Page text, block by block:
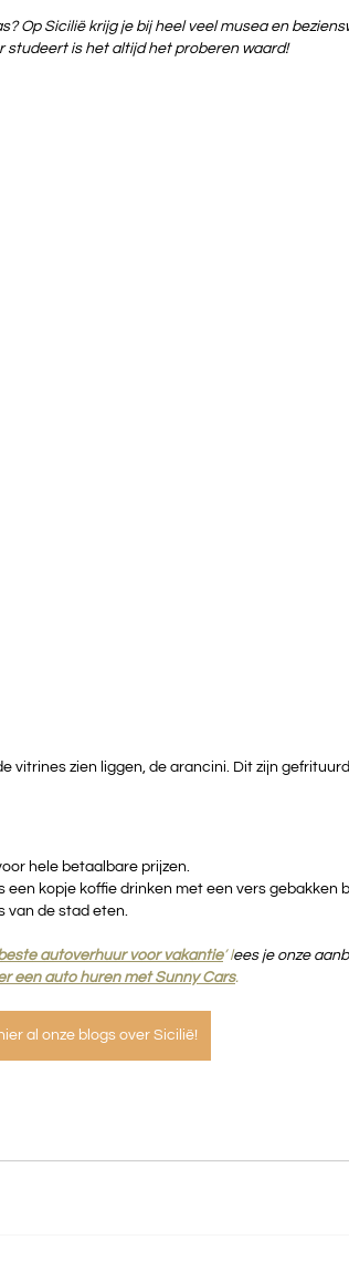
Op Sicilië krijg je bij heel veel musea en
studeert is het altijd het proberen waard!
vitrines zien liggen, de arancini. Dit zijn
hele betaalbare prijzen.
een kopje koffie drinken met een vers gebakken
van de stad eten.
autoverhuur voor vakantie’ lees je onze
een auto huren met Sunny Cars.
al onze blogs over Sicilië!